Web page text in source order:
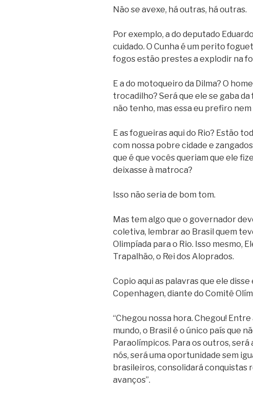
Não se avexe, há outras, há outras.
Por exemplo, a do deputado
cuidado. O Cunha é um perito
fogos estão prestes a explodir na
E a do motoqueiro da Dilma? O
trocadilho? Será que ele se gaba
não tenho, mas essa eu prefiro
E as fogueiras aqui do Rio? Estão
com nossa pobre cidade e
que é que vocês queriam que ele
deixasse à matroca?
Isso não seria de bom tom.
Mas tem algo que o governador
coletiva, lembrar ao Brasil quem
Olimpíada para o Rio. Isso mesmo,
Trapalhão, o Rei dos Aloprados.
Copio aqui as palavras que ele
Copenhagen, diante do Comitê
“Chegou nossa hora. Chegou!
mundo, o Brasil é o único país que
Paraolímpicos. Para os outros, será
nós, será uma oportunidade sem
brasileiros, consolidará conquistas
avanços”.